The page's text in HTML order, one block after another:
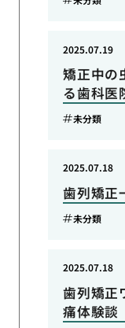
矯正中の
る歯科医
2025.07.19
未分類
歯列矯正
2025.07.18
未分類
歯列矯正
痛体験談
2025.07.18